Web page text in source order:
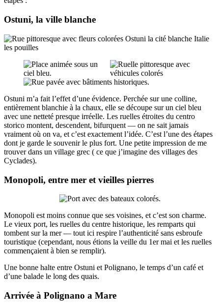
Ostuni, la ville blanche
Ostuni m’a fait l’effet d’une évidence. Perchée sur une colline,
entièrement blanchie à la chaux, elle se découpe sur un ciel bleu
avec une netteté presque irréelle. Les ruelles étroites du centro
storico montent, descendent, bifurquent — on ne sait jamais
vraiment où on va, et c’est exactement l’idée. C’est l’une des étapes
dont je garde le souvenir le plus fort. Une petite impression de me
trouver dans un village grec ( ce que j’imagine des villages des
Cyclades).
Monopoli, entre mer et vieilles pierres
Monopoli est moins connue que ses voisines, et c’est son charme.
Le vieux port, les ruelles du centre historique, les remparts qui
tombent sur la mer — tout ici respire l’authenticité sans esbroufe
touristique (cependant, nous étions la veille du 1er mai et les ruelles
commençaient à bien se remplir).
Une bonne halte entre Ostuni et Polignano, le temps d’un café et
d’une balade le long des quais.
Arrivée à Polignano a Mare